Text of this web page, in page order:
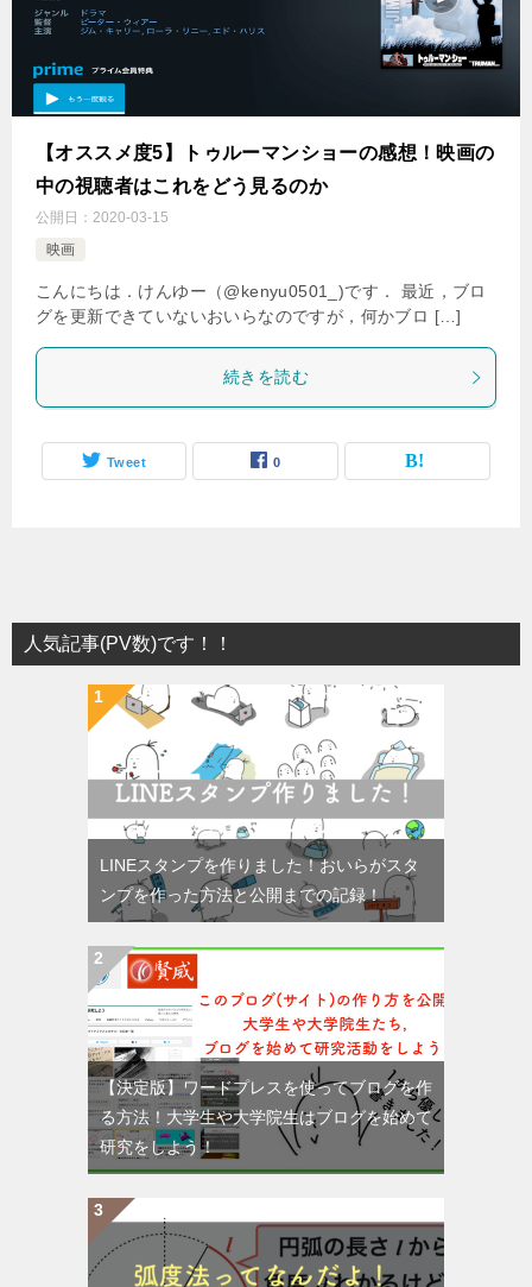
【オススメ度5】トゥルーマンショーの感想！映画の
中の視聴者はこれをどう見るのか
公開日： 2020-03-15
映画
こんにちは．けんゆー（@kenyu0501_)です． 最近，ブロ
グを更新できていないおいらなのですが，何かブロ […]
続きを読む
Tweet 0
人気記事(PV数)です！！
LINEスタンプを作りました！おいらがスタ
ンプを作った方法と公開までの記録！
【決定版】ワードプレスを使ってブログを作
る方法！大学生や大学院生はブログを始めて
研究をしよう！